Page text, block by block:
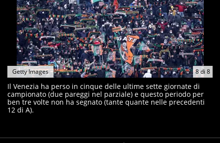
8di 8
Getty Images
Il Venezia ha perso in cinque delle ultime sette giornate di
campionato (due pareggi nel parziale) e questo periodo per
ben tre volte non ha segnato (tante quante nelle precedenti
12 di A).